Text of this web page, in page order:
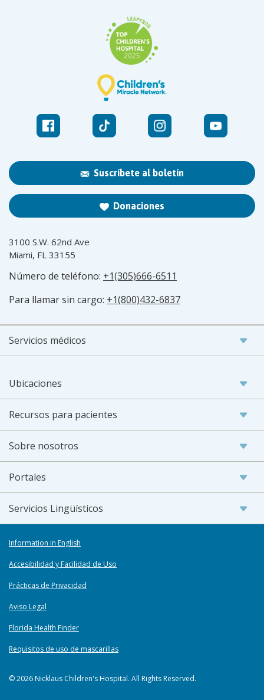
Suscríbete al boletín
Donaciones
3100 S.W. 62nd Ave
Miami, FL 33155
Número de teléfono: +1(305)666-6511
Para llamar sin cargo: +1(800)432-6837
Servicios médicos
Ubicaciones
Recursos para pacientes
Sobre nosotros
Portales
Servicios Lingüísticos
Information in English
Accesibilidad y Facilidad de Uso
Prácticas de Privacidad
Aviso Legal
Florida Health Finder
Requisitos de uso de mascarillas
© 2026 Nicklaus Children's Hospital. All Rights Reserved.